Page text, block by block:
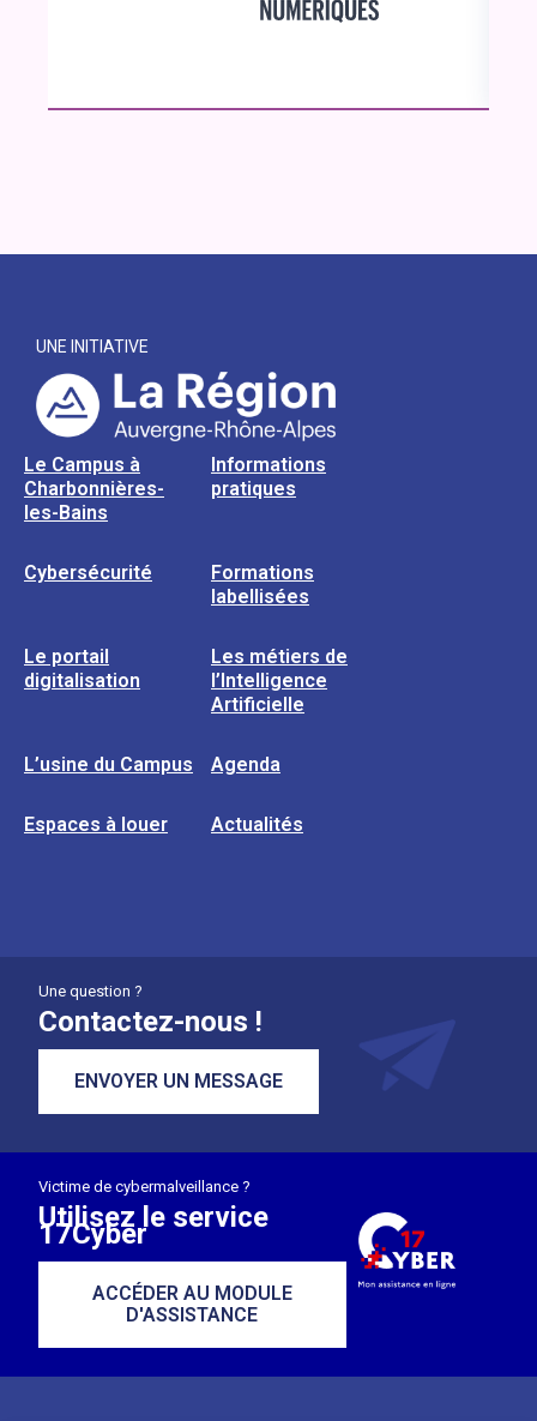
UNE INITIATIVE
Le Campus à
Charbonnières-
les-Bains
Informations
pratiques
Cybersécurité
Formations
labellisées
Le portail
digitalisation
Les métiers de
l’Intelligence
Artificielle
L’usine du Campus Agenda
Espaces à louer Actualités
Une question ?
Contactez-nous !
ENVOYER UN MESSAGE
Victime de cybermalveillance ?
Utilisez le service
17Cyber
ACCÉDER AU MODULE
D'ASSISTANCE